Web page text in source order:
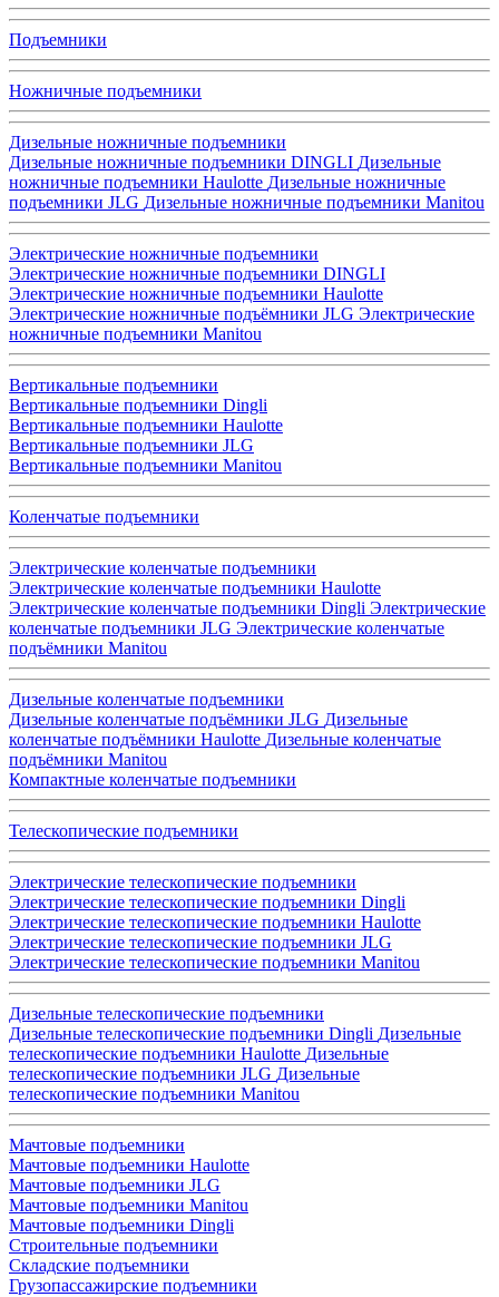
Подъемники
Ножничные подъемники
Дизельные ножничные подъемники
Дизельные ножничные подъемники DINGLI Дизельные
ножничные подъемники Haulotte Дизельные ножничные
подъемники JLG Дизельные ножничные подъемники Manitou
Электрические ножничные подъемники
Электрические ножничные подъемники DINGLI
Электрические ножничные подъемники Haulotte
Электрические ножничные подъёмники JLG Электрические
ножничные подъемники Manitou
Вертикальные подъемники
Вертикальные подъемники Dingli
Вертикальные подъемники Haulotte
Вертикальные подъемники JLG
Вертикальные подъемники Manitou
Коленчатые подъемники
Электрические коленчатые подъемники
Электрические коленчатые подъемники Haulotte
Электрические коленчатые подъемники Dingli Электрические
коленчатые подъемники JLG Электрические коленчатые
подъёмники Manitou
Дизельные коленчатые подъемники
Дизельные коленчатые подъёмники JLG Дизельные
коленчатые подъёмники Haulotte Дизельные коленчатые
подъёмники Manitou
Компактные коленчатые подъемники
Телескопические подъемники
Электрические телескопические подъемники
Электрические телескопические подъемники Dingli
Электрические телескопические подъемники Haulotte
Электрические телескопические подъемники JLG
Электрические телескопические подъемники Manitou
Дизельные телескопические подъемники
Дизельные телескопические подъемники Dingli Дизельные
телескопические подъемники Haulotte Дизельные
телескопические подъемники JLG Дизельные
телескопические подъемники Manitou
Мачтовые подъемники
Мачтовые подъемники Haulotte
Мачтовые подъемники JLG
Мачтовые подъемники Manitou
Мачтовые подъемники Dingli
Строительные подъемники
Складские подъемники
Грузопассажирские подъемники